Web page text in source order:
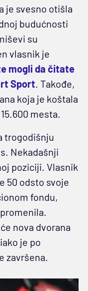
je svesno otišla
budućnosti
su
vlasnik je
mogli da čitate
Sport. Takođe,
koja je koštala
mesta.
trogodišnju
Nekadašnji
poziciji. Vlasnik
50 odsto svoje
fondu,
nova dvorana
je po
završena.